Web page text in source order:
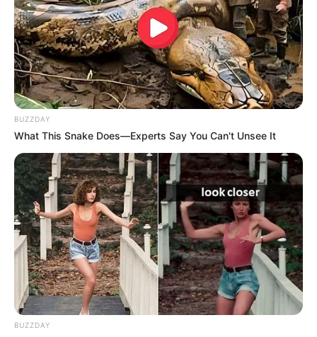
Wangerooge
Obwohl Wangerooge die kleinste der
Ostfriesischen Inseln ist, wird das Eiland
besonders gern von Urlaubern und
Tagesgästen aufgesucht, die mit derInselbahndurch die
Salzwiesen fahren können.
Münsterland)
Puzzle
Links zu Ausflugszielen, Sehenswürdigkeiten,
Freizeitattraktionen und Museen im Oldenburger
Land (nördlicher Teil):
Landesmuseum für Natur und Mensch in Oldenburg
BUZZDAY
What This Snake Does—Experts Say You Can't Unsee It
BUZZDAY